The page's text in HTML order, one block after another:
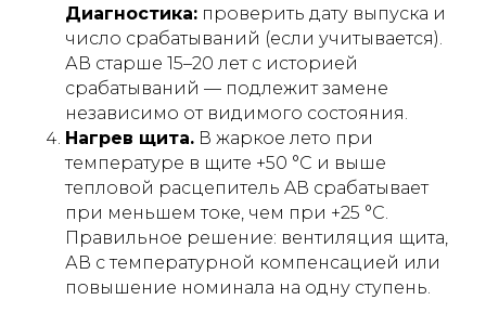
Диагностика: проверить дату выпуска и
число срабатываний (если учитывается).
АВ старше 15–20 лет с историей
срабатываний — подлежит замене
независимо от видимого состояния.
Нагрев щита. В жаркое лето при
температуре в щите +50 °C и выше
тепловой расцепитель AВ срабатывает
при меньшем токе, чем при +25 °C.
Правильное решение: вентиляция щита,
АВ с температурной компенсацией или
повышение номинала на одну ступень.